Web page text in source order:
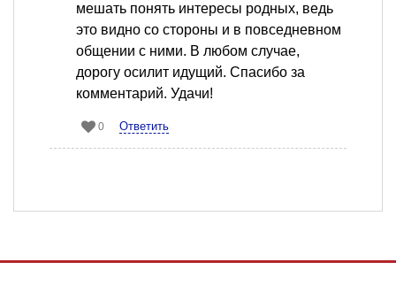
мешать понять интересы родных, ведь
это видно со стороны и в повседневном
общении с ними. В любом случае,
дорогу осилит идущий. Спасибо за
комментарий. Удачи!
0 Ответить